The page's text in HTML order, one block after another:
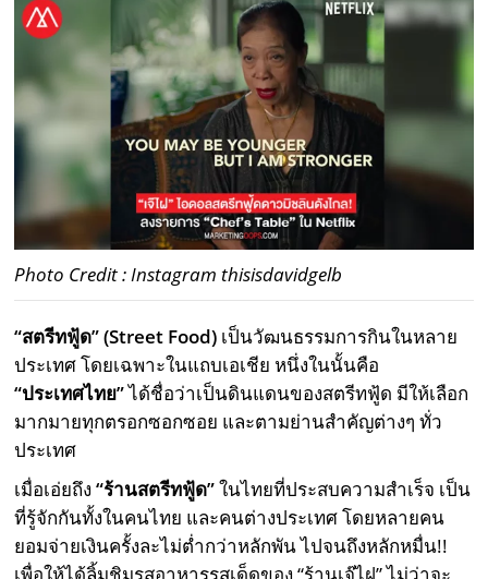
Photo Credit : Instagram thisisdavidgelb
“สตรีทฟู้ด” (Street Food) เป็นวัฒนธรรมการกินในหลาย
ประเทศ โดยเฉพาะในแถบเอเชีย หนึ่งในนั้นคือ
“ประเทศไทย”ได้ชื่อว่าเป็นดินแดนของสตรีทฟู้ด มีให้เลือก
มากมายทุกตรอกซอกซอย และตามย่านสำคัญต่างๆ ทั่ว
ประเทศ
เมื่อเอ่ยถึง“ร้านสตรีทฟู้ด”ในไทยที่ประสบความสำเร็จ เป็น
ที่รู้จักกันทั้งในคนไทย และคนต่างประเทศ โดยหลายคน
ยอมจ่ายเงินครั้งละไม่ต่ำกว่าหลักพัน ไปจนถึงหลักหมื่น!!